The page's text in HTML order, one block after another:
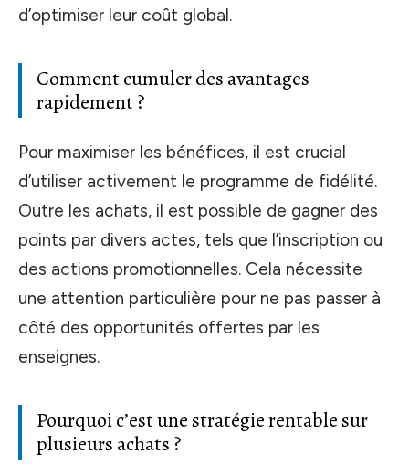
d’optimiser leur coût global.
Comment cumuler des avantages
rapidement ?
Pour maximiser les bénéfices, il est crucial
d’utiliser activement le programme de fidélité.
Outre les achats, il est possible de gagner des
points par divers actes, tels que l’inscription ou
des actions promotionnelles. Cela nécessite
une attention particulière pour ne pas passer à
côté des opportunités offertes par les
enseignes.
Pourquoi c’est une stratégie rentable sur
plusieurs achats ?